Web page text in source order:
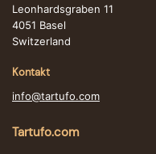
Leonhardsgraben 11
4051 Basel
Switzerland
Kontakt
info@tartufo.com
Tartufo.com